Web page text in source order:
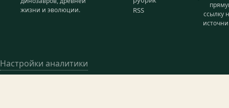
жизни и эволюции.
RSS
ссылку
Настройки аналитики